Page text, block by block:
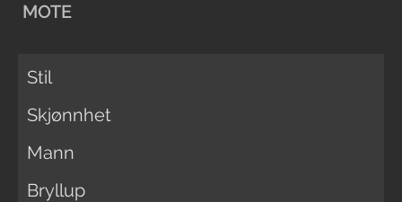
MOTE
Stil
Skjønnhet
Mann
Bryllup